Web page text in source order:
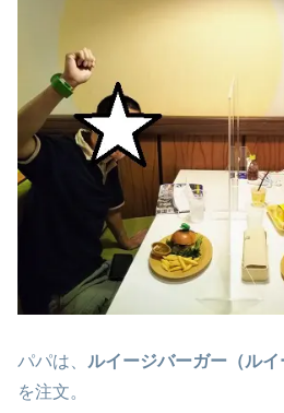
パパは、 ルイージバーガー（ルイ
を注文。